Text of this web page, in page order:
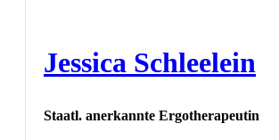
Jessica Schleelein
Staatl. anerkannte Ergotherapeutin